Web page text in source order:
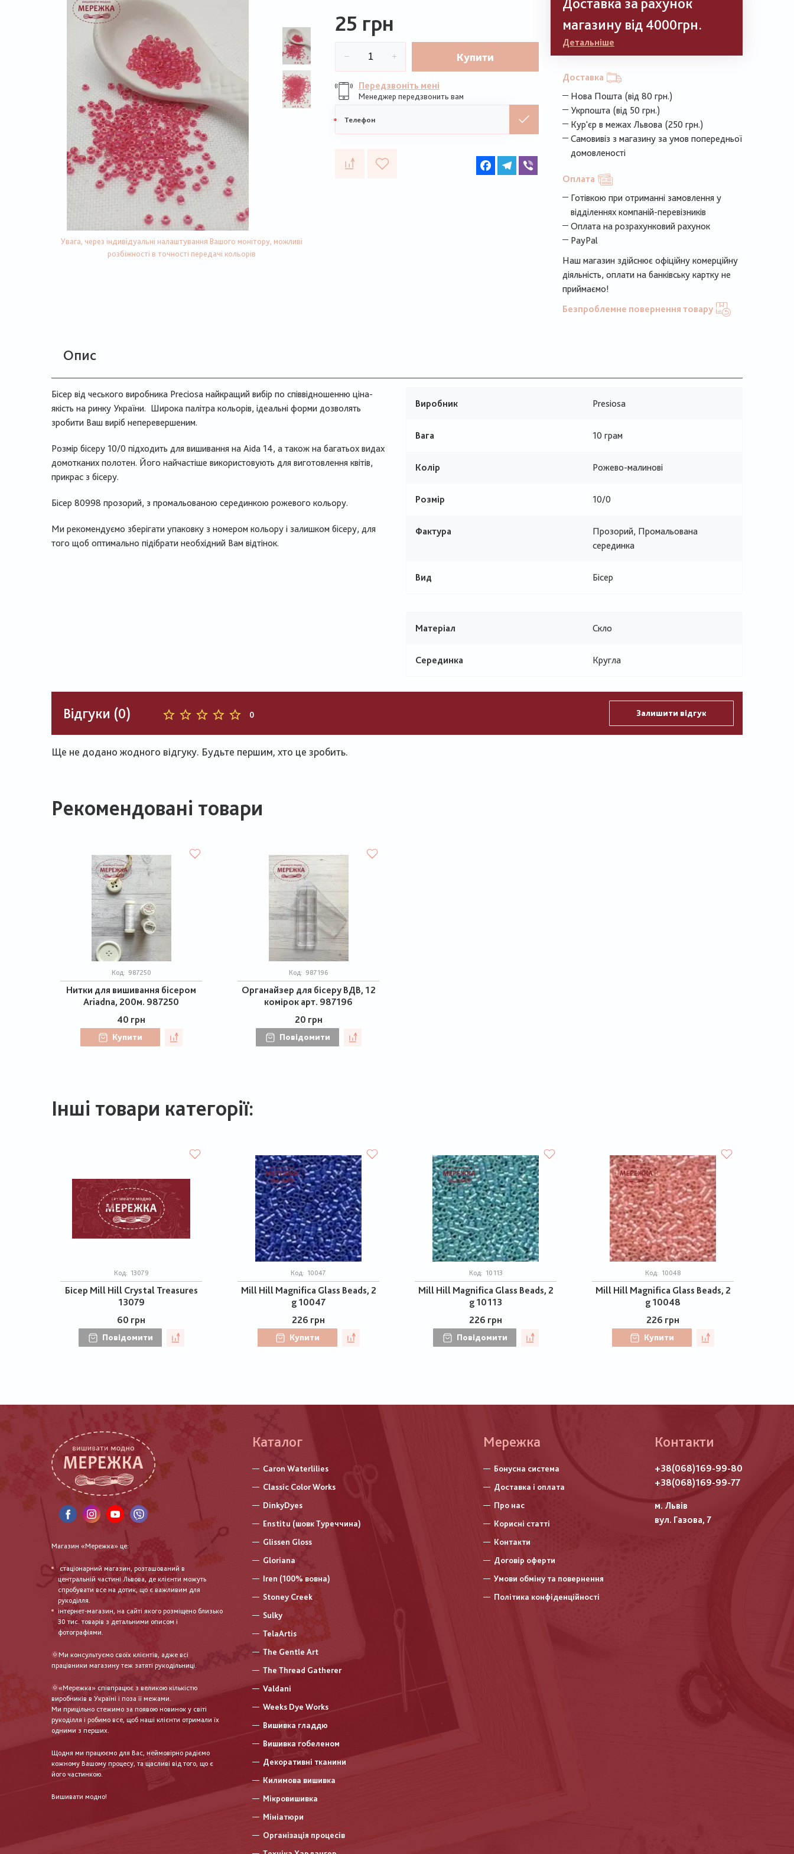
Увага, через індивідуальні налаштування Вашого монітору, можливі
розбіжності в точності передачі кольорів
25 грн
Купити
Передзвоніть мені
Менеджер передзвонить вам
телефон
FacebookTelegram
магазину від 4000грн.
Детальніше
Доставка
Нова Пошта (від 80 грн.)
Укрпошта (від 50 грн.)
Кур'єр в межах Львова (250 грн.)
Самовивіз з магазину за умов попередньої
домовленості
Оплата
Готівкою при отриманні замовлення у
відділеннях компаній-перевізників
Оплата на розрахунковий рахунок
PayPal
Наш магазин здійснює офіційну комерційну
діяльність, оплати на банківську картку не
приймаємо!
Безпроблемне повернення товару
Опис
Бісер від чеського виробника Preciosa найкращий вибір по співвідношенню ціна-
якість на ринку України. Широка палітра кольорів, ідеальні форми дозволять
зробити Ваш виріб неперевершеним.
Розмір бісеру 10/0 підходить для вишивання на Aida 14, а також на багатьох видах
домотканих полотен. Його найчастіше використовують для виготовлення квітів,
прикрас з бісеру.
Бісер 80998 прозорий, з промальованою серединкою рожевого кольору.
Ми рекомендуємо зберігати упаковку з номером кольору і залишком бісеру, для
того щоб оптимально підібрати необхідний Вам відтінок.
Виробник Presiosa
Вага 10 грам
Колір Рожево-малинові
Розмір 10/0
Фактура
Прозорий, Промальована
серединка
Вид Бісер
Матеріал Скло
Серединка Кругла
Відгуки (0) 0 Залишити відгук
Ще не додано жодного відгуку. Будьте першим, хто це зробить.
Рекомендовані товари
Код: 987250
Нитки для вишивання бісером
Ariadna, 200м. 987250
40 грн
Купити
Код: 987196
Органайзер для бісеру ВДВ, 12
комірок арт. 987196
20 грн
Повідомити
Інші товари категорії:
Код: 13079
Бісер Mill Hill Crystal Treasures
13079
60 грн
Повідомити
Код: 10047
Mill Hill Magnifica Glass Beads, 2
g 10047
226 грн
Купити
Код: 10113
Mill Hill Magnifica Glass Beads, 2
g 10113
226 грн
Повідомити
Код: 10048
Mill Hill Magnifica Glass Beads, 2
g 10048
226 грн
Купити
Магазин «Мережка» це:
стаціонарний магазин, розташований в
центральній частині Львова, де клієнти можуть
спробувати все на дотик, що є важливим для
рукоділля.
інтернет-магазин, на сайті якого розміщено близько
30 тис. товарів з детальними описом і
фотографіями.
🌞Ми консультуємо своїх клієнтів, адже всі
працівники магазину теж затяті рукодільниці.
🌞«Мережка» співпрацює з великою кількістю
виробників в Україні і поза її межами.
Ми прицільно стежимо за появою новинок у світі
рукоділля і робимо все, щоб наші клієнти отримали їх
одними з перших.
Щодня ми працюємо для Вас, неймовірно радіємо
кожному Вашому процесу, та щасливі від того, що є
його частинкою.
Вишивати модно!
Каталог
Caron Waterlilies
Classic Color Works
DinkyDyes
Enstitu (шовк Туреччина)
Glissen Gloss
Gloriana
Iren (100% вовна)
Stoney Creek
Sulky
TelaArtis
The Gentle Art
The Thread Gatherer
Valdani
Weeks Dye Works
Вишивка гладдю
Вишивка гобеленом
Декоративні тканини
Килимова вишивка
Мікровишивка
Мініатюри
Організація процесів
Меню
нижнього
колонтитулу
Мережка
Бонусна система
Доставка і оплата
Про нас
Корисні статті
Контакти
Договір оферти
Умови обміну та повернення
Політика конфіденційності
Контакти
+38(068)169-99-80
+38(068)169-99-77
м. Львів
вул. Газова, 7